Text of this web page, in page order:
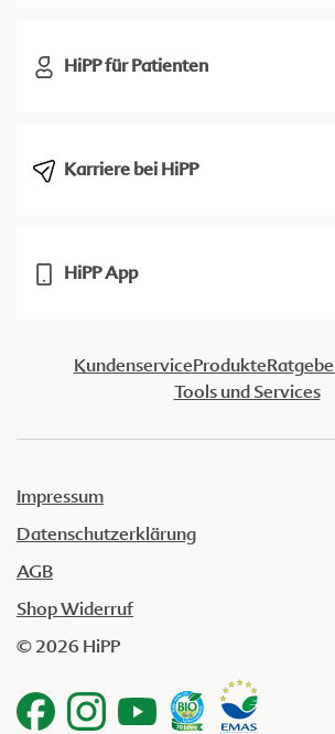
HiPP für Patienten
Karriere bei HiPP
HiPP App
KundenserviceProdukte
Tools und Services
Impressum
Datenschutzerklärung
AGB
Shop Widerruf
© 2026 HiPP